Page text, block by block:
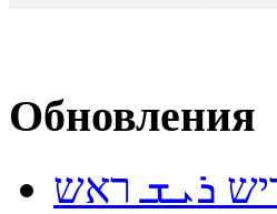
Обновления
ܪܝܫ ראש